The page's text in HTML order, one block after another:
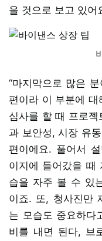
을 것으로 보고 있어
“마지막으로 많은
편이라 이 부분에
심사를 할 때 프로
과 보안성, 시장 유
편이에요. 풀어서
이지에 들어갔을 때
습을 자주 볼 수 있
이죠. 또, 청사진만
는 모습도 중요하다
비를 내면 된다, 브